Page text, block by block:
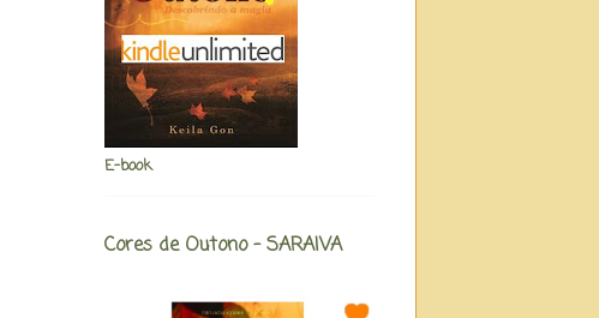
E-book
Cores de Outono - SARAIVA